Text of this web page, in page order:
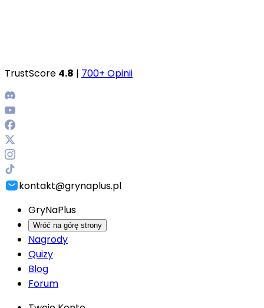
TrustScore 4.8 | 700+ Opinii
kontakt@grynaplus.pl
GryNaPlus
Wróć na górę strony
Nagrody
Quizy
Blog
Forum